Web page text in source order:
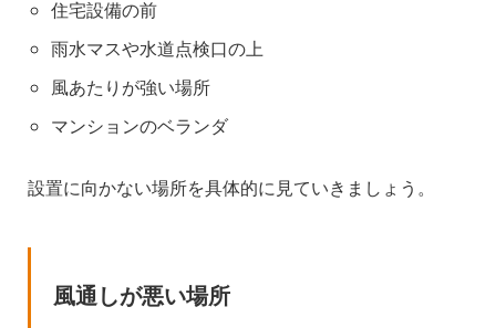
住宅設備の前
雨水マスや水道点検口の上
風あたりが強い場所
マンションのベランダ
設置に向かない場所を具体的に見ていきましょう。
風通しが悪い場所